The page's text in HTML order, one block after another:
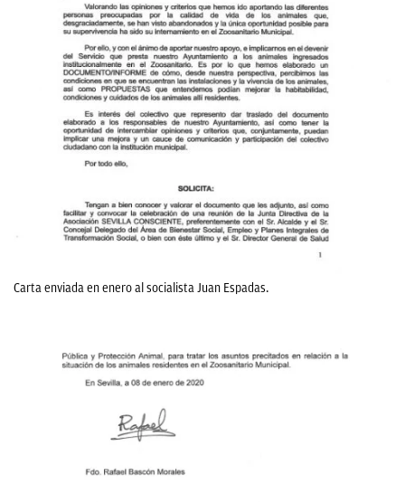
Carta enviada en enero al socialista Juan Espadas.